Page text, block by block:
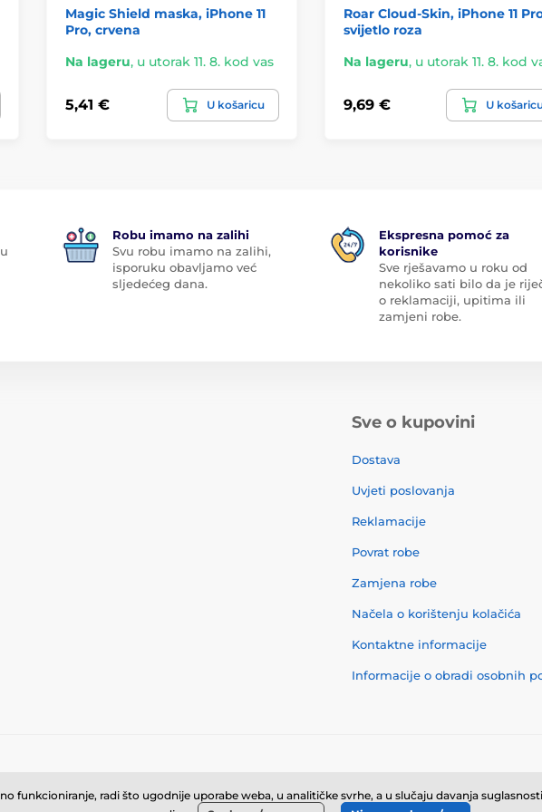
Magic Shield maska, iPhone 11
Pro, crvena
Na lageru, u utorak 11. 8. kod vas
5,41 € U košaricu
Roar Cloud-Skin, iPhone 11
svijetlo roza
Na lageru, u utorak 11. 8. kod
9,69 € U
Robu imamo na zalihi
Svu robu imamo na zalihi,
isporuku obavljamo već
sljedećeg dana.
Ekspresna pomoć za
korisnike
Sve rješavamo u roku od
nekoliko sati bilo da je
o reklamaciji, upitima ili
zamjeni robe.
Sve o kupovini
Dostava
Uvjeti poslovanja
Reklamacije
Povrat robe
Zamjena robe
Načela o korištenju kolačića
Kontaktne informacije
Informacije o obradi osobnih
funkcioniranje, radi što ugodnije uporabe weba, u analitičke svrhe, a u slučaju davanja